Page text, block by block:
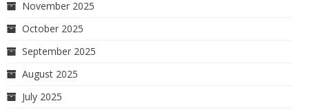
November 2025
October 2025
September 2025
August 2025
July 2025